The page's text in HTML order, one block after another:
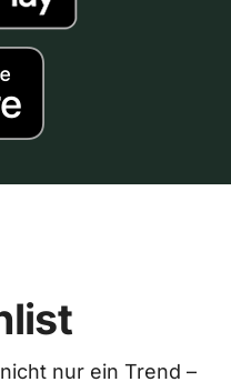
nur ein Trend –